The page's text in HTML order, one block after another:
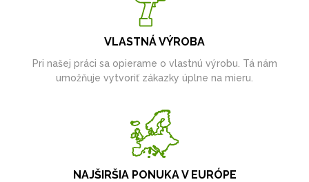
VLASTNÁ VÝROBA
Pri našej práci sa opierame o vlastnú výrobu. Tá nám
umožňuje vytvoriť zákazky úplne na mieru.
NAJŠIRŠIA PONUKA V EURÓPE